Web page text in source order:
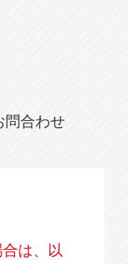
問合わせ
は、以